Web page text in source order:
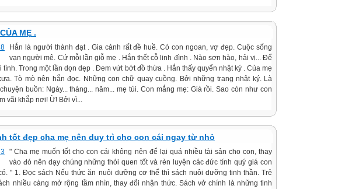
MẸ .
Hắn là người thành đạt . Gia cảnh rất đề huề. Có con ngoan, vợ đẹp. Cuộc sống
vạn người mê. Cứ mỗi lần giỗ mẹ . Hắn thết cỗ linh đình . Nào sơn hào, hải vị... Để
tình. Trong một lần dọn dẹp . Đem vứt bớt đồ thừa . Hắn thấy quyển nhật ký . Của mẹ
Tò mò nên hắn đọc. Những con chữ quay cuồng. Bởi những trang nhật ký. Là
buồn: Ngày... tháng... năm... mẹ tủi. Con mắng mẹ: Già rồi. Sao còn như con
vãi khắp nơi! Ừ! Bởi vì...
tốt đẹp cha mẹ nên duy trì cho con cái ngay từ nhỏ
" Cha mẹ muốn tốt cho con cái không nên để lại quá nhiều tài sản cho con, thay
vào đó nên dạy chúng những thói quen tốt và rèn luyện các đức tính quý giá con
" 1. Đọc sách Nếu thức ăn nuôi dưỡng cơ thể thì sách nuôi dưỡng tinh thần. Trẻ
nhiều càng mở rộng tầm nhìn, thay đổi nhận thức. Sách vở chính là những tinh